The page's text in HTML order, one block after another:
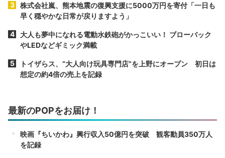
株式会社嵐、熊本地震の復興支援に5000万円を寄付「一日も
早く穏やかな日常が戻りますよう」
大人も夢中になれる電動水鉄砲がかっこいい！ ブローバック
やLEDなどギミック満載
トイザらス、“大人向け玩具専門店”を上野にオープン 初日は
想定の約4倍の売上を記録
最新のPOPをお届け！
映画『ちいかわ』興行収入50億円を突破 観客動員350万人
を記録